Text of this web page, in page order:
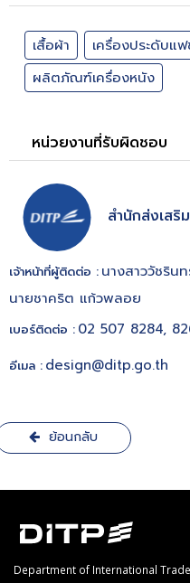
เสื้อผ้า เครื่องประดับแ
ผลิตภัณฑ์เครื่องหนัง
หน่วยงานที่รับผิดชอบ
สำนักส่งเสริ
เจ้าหน้าที่ผู้ติดต่อ : นางสาววัชริน
นายชาคริต แก้วพลอย
เบอร์ติดต่อ : 02 507 8284,
อีเมล : design@ditp.go.th
ย้อนกลับ
Department of International